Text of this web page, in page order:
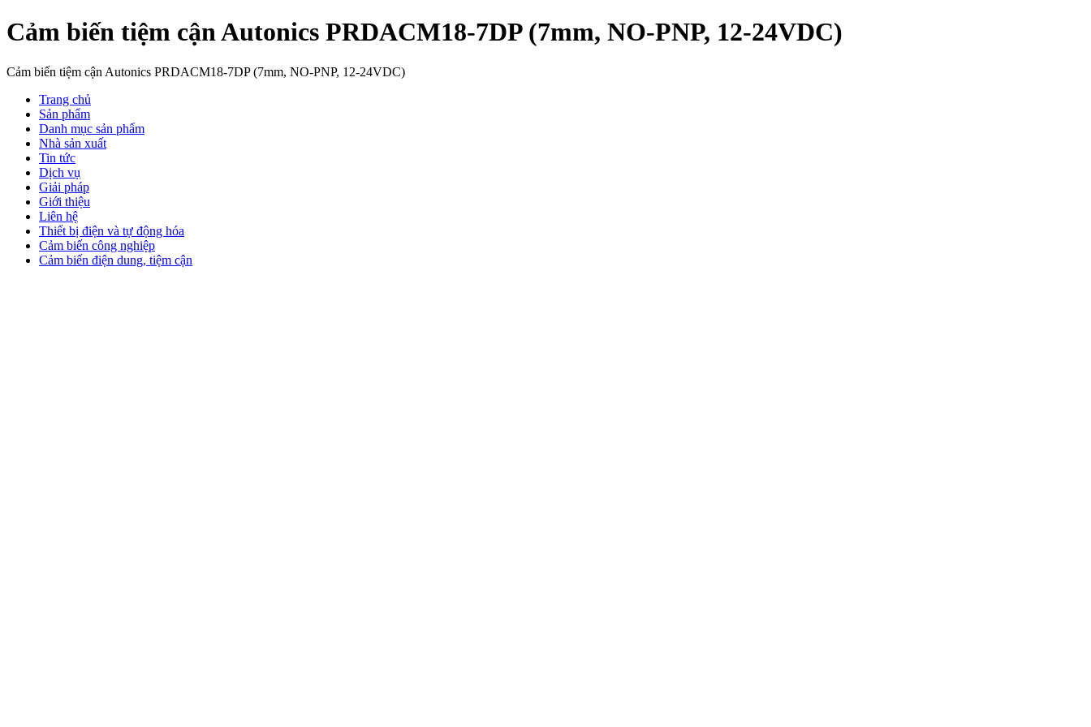
Cảm biến tiệm cận Autonics PRDACM18-7DP (7mm, NO-PNP, 12-24VDC)
Cảm biến tiệm cận Autonics PRDACM18-7DP (7mm, NO-PNP, 12-24VDC)
Trang chủ
Sản phẩm
Danh mục sản phẩm
Nhà sản xuất
Tin tức
Dịch vụ
Giải pháp
Giới thiệu
Liên hệ
Thiết bị điện và tự động hóa
Cảm biến công nghiệp
Cảm biến điện dung, tiệm cận